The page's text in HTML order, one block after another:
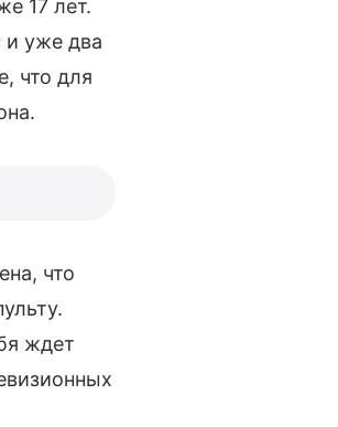
17 лет.
и уже два
что для
что
ждет